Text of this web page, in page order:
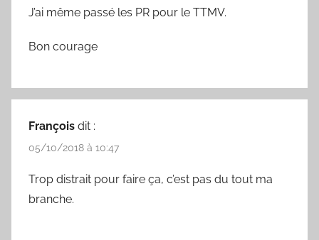
J’ai même passé les PR pour le TTMV.
Bon courage
François dit :
05/10/2018 à 10:47
Trop distrait pour faire ça, c’est pas du tout ma
branche.